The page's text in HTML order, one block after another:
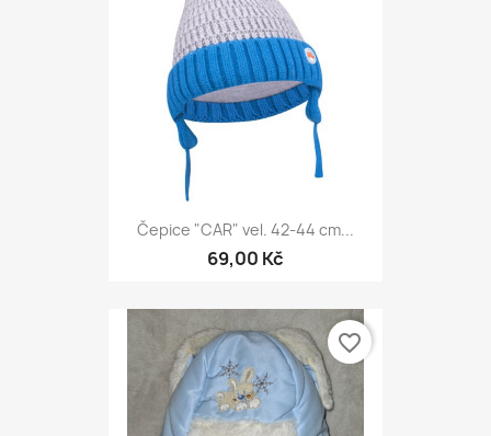
Čepice "CAR" vel. 42-44 cm...
69,00 Kč
favorite_border